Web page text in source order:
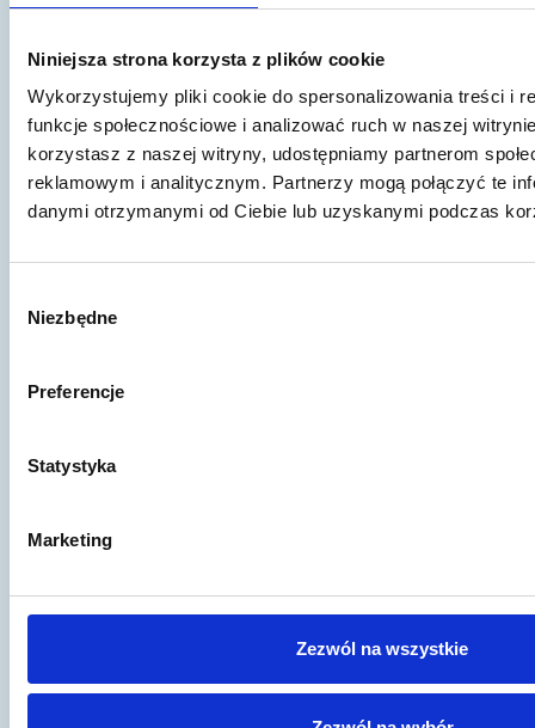
Niniejsza strona korzysta z plików cookie
Wykorzystujemy pliki cookie do spersonalizowania treści i
funkcje społecznościowe i analizować ruch w naszej
korzystasz z naszej witryny, udostępniamy partnerom
reklamowym i analitycznym. Partnerzy mogą połączyć te
danymi otrzymanymi od Ciebie lub uzyskanymi podczas
zgody
Niezbędne
Preferencje
Statystyka
Marketing
Zezwól na wszystkie
planowaniem procesów i koncepcji transakcji
inwestycyjnych, przekształceniowych czy
założycielskich dla nowych spółek. Świadczę
bieżącą obsługę korporacyjną spółkom prawa
handlowego, w tym spółkom należącym do
zagranicznych grup kapitałowych. W ostatnich
latach poszerzyłem swoje umiejętności
szkoleniowe zostając między innymi autorem
webinarów Polskiej Agencji Rozwoju
własną kancelarię prawniczą, działającą pod
specjalizujących się w obsłudze prawnej
uwzględnieniem branży informatycznej i
Pokaż inne publikacje